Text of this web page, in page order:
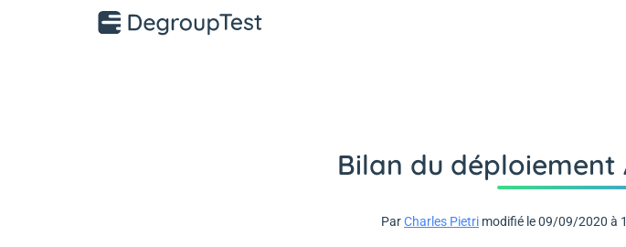
Bilan du déploiement
ParCharles Pietri modifié le 09/09/2020 à